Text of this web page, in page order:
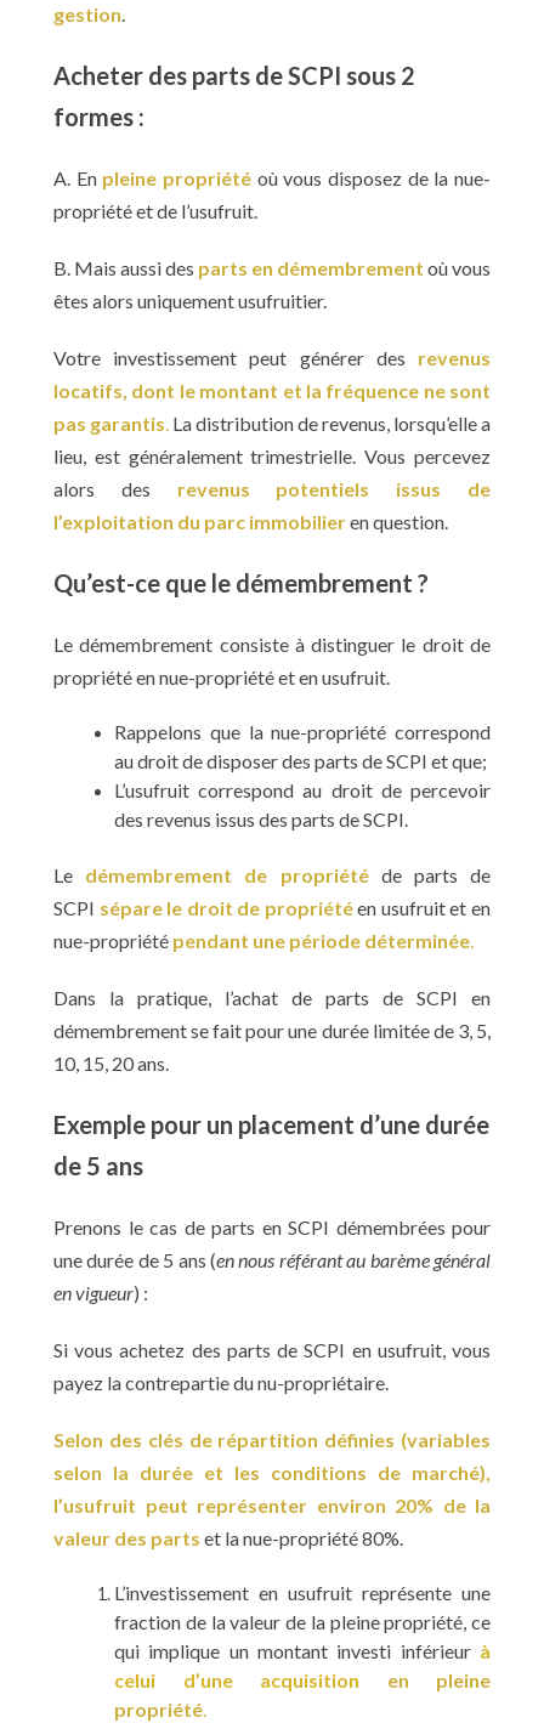
gestion
Acheter des parts de SCPI sous 2
formes :
A. En pleine propriété où vous disposez de la nue-
propriété et de l’usufruit.
B. Mais aussi des parts en démembrement où vous
êtes alors uniquement usufruitier.
Votre investissement peut générer des revenus
locatifs, dont le montant et la fréquence ne sont
pas garantis La distribution de revenus, lorsqu’elle a
lieu, est généralement trimestrielle. Vous percevez
alors des revenus potentiels issus de
l’exploitation du parc immobilieren question.
Qu’est-ce que le démembrement ?
Le démembrement consiste à distinguer le droit de
propriété en nue-propriété et en usufruit.
Rappelons que la nue-propriété correspond
au droit de disposer des parts de SCPI et que;
L’usufruit correspond au droit de percevoir
des revenus issus des parts de SCPI.
Le démembrement de propriétéde parts de
SCPI sépare le droit de propriétéen usufruit et en
nue-propriété pendant une période déterminée
Dans la pratique, l’achat de parts de SCPI en
démembrement se fait pour une durée limitée de 3, 5,
10, 15, 20 ans.
Exemple pour un placement d’une durée
de 5 ans
Prenons le cas de parts en SCPI démembrées pour
une durée de 5 ans (en nous référant au barème général
en vigueur) :
Si vous achetez des parts de SCPI en usufruit, vous
payez la contrepartie du nu-propriétaire.
Selon des clés de répartition définies (variables
selon la durée et les conditions de marché),
l’usufruit peut représenter environ 20% de la
valeur des parts et la nue-propriété 80%.
L’investissement en usufruit représente une
fraction de la valeur de la pleine propriété, ce
qui implique un montant investi inférieur à
celui d’une acquisition
en pleine
propriété